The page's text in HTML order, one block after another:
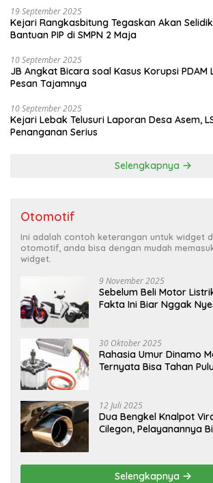
19 September 2025
Kejari Rangkasbitung Tegaskan Akan
Bantuan PIP di SMPN 2 Maja
10 September 2025
JB Angkat Bicara soal Kasus Korupsi PDAM
Pesan Tajamnya
10 September 2025
Kejari Lebak Telusuri Laporan Desa Asem,
Penanganan Serius
Selengkapnya
Otomotif
Ini adalah contoh keterangan untuk widget
otomotif, anda bisa dengan mudah
widget.
9 November 2025
Sebelum Beli Motor
Fakta Ini Biar Nggak
30 Oktober 2025
Rahasia Umur Dinamo
Ternyata Bisa Tahan
12 Juli 2025
Dua Bengkel Knalpot
Cilegon, Pelayanannya
Selengkapnya